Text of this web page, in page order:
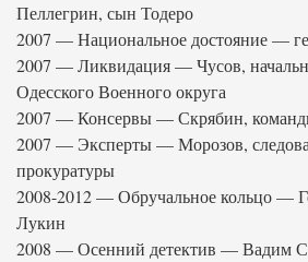
Пеллегрин, сын Тодеро
2007 — Национальное достояние —
2007 — Ликвидация — Чусов,
Одесского Военного округа
2007 — Консервы — Скрябин,
2007 — Эксперты — Морозов,
прокуратуры
2008-2012 — Обручальное кольцо —
Лукин
2008 — Осенний детектив — Вадим